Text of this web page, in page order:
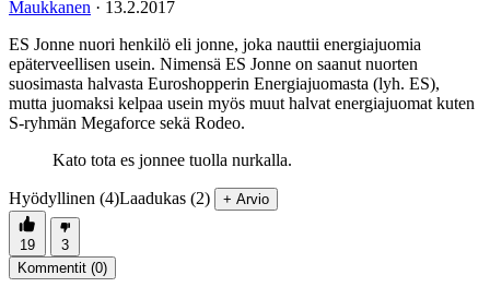
Maukkanen · 13.2.2017
ES Jonne nuori henkilö eli jonne, joka nauttii energiajuomia
epäterveellisen usein. Nimensä ES Jonne on saanut nuorten
suosimasta halvasta Euroshopperin Energiajuomasta (lyh. ES),
mutta juomaksi kelpaa usein myös muut halvat energiajuomat kuten
S-ryhmän Megaforce sekä Rodeo.
Kato tota es jonnee tuolla nurkalla.
Hyödyllinen (4)Laadukas (2) + Arvio
19
3
Kommentit (0)